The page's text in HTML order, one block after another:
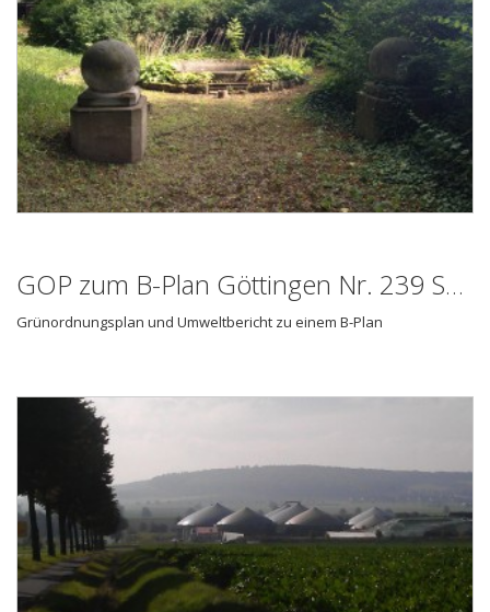
GOP zum B-Plan Göttingen Nr. 239 Südlich Sternwarte
Grünordnungsplan und Umweltbericht zu einem B-Plan